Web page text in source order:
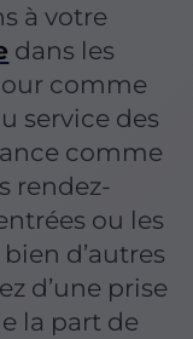
à votre
dans les
comme
service des
comme
rendez-
ou les
d’autres
d’une prise
la part de